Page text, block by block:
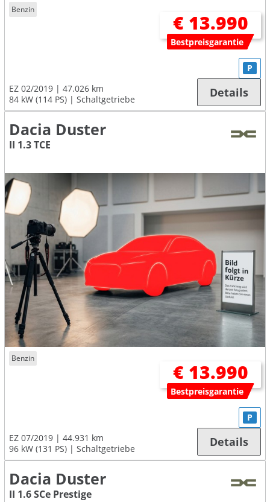
Benzin
€ 13.990
Bestpreisgarantie
EZ 02/2019
47.026 km
84 kW (114 PS)
Schaltgetriebe
P
Details
Dacia Duster
II 1.3 TCE
Benzin
€ 13.990
Bestpreisgarantie
EZ 07/2019
44.931 km
96 kW (131 PS)
Schaltgetriebe
P
Details
Dacia Duster
II 1.6 SCe Prestige